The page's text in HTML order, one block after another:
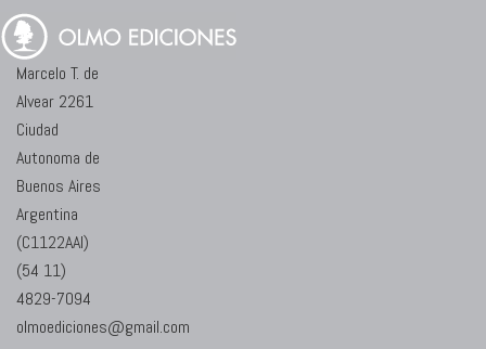
Marcelo T. de
Alvear 2261
Ciudad
Autonoma de
Buenos Aires
Argentina
(C1122AAI)
(54 11)
4829-7094
olmoediciones@gmail.com